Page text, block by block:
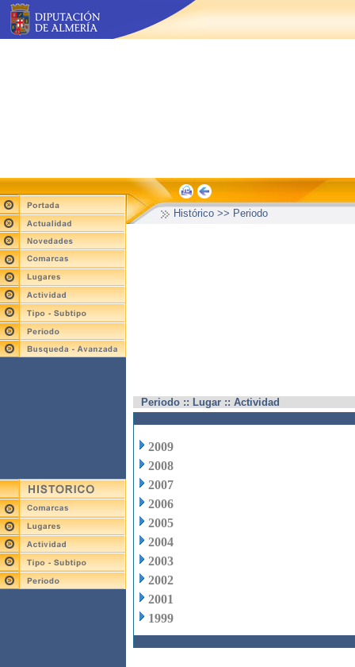
Histórico >> Periodo
Periodo :: Lugar :: Actividad
2009
2008
2007
2006
2005
2004
2003
2002
2001
1999